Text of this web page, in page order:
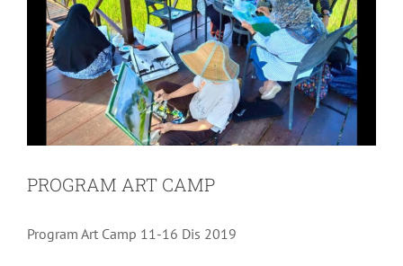
PROGRAM ART CAMP
Program Art Camp 11-16 Dis 2019